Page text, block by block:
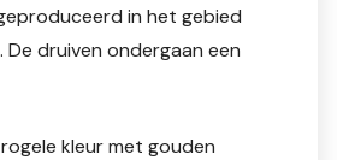
in het gebied
De druiven ondergaan een
kleur met gouden